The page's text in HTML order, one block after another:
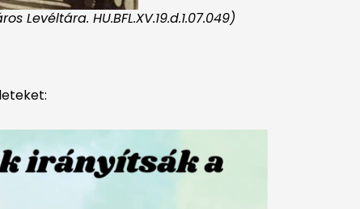
HU.BFL.XV.19.d.1.07.049)